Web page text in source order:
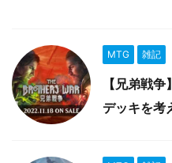
MTG 雑記
【兄弟戦
デッキを考